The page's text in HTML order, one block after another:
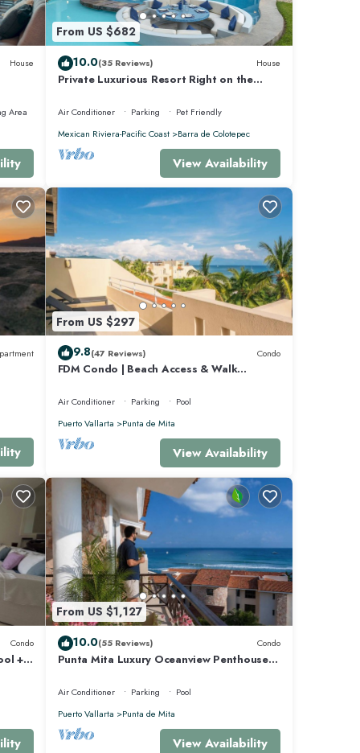
de
el
clase
House
Area
From US $682
10.0(35 Reviews) House
Private Luxurious Resort Right on the
Air Conditioner Parking
Pet Friendly
Mexican Riviera-Pacific Coast
Barra de Colotepec
View Availability
From US $297
9.8(47 Reviews) Condo
FDM Condo | Beach Access & Walk
Air Conditioner Parking
Pool
Puerto Vallarta
Punta de Mita
View Availability
Condo
+
From US $1,127
10.0(55 Reviews) Condo
Punta Mita Luxury Oceanview Penthouse
Air Conditioner Parking
Pool
Puerto Vallarta
Punta de Mita
View Availability